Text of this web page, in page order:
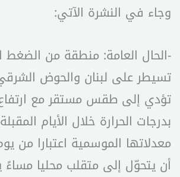
وجاء في النشرة الآتي:
-الحال العامة: منطقة من الضغط
تسيطر على لبنان والحوض
تؤدي إلى طقس مستقر مع
بدرجات الحرارة خلال الأيام
معدلاتها الموسمية اعتبارا من
أن يتحوّل إلى متقلب محليا مساءً